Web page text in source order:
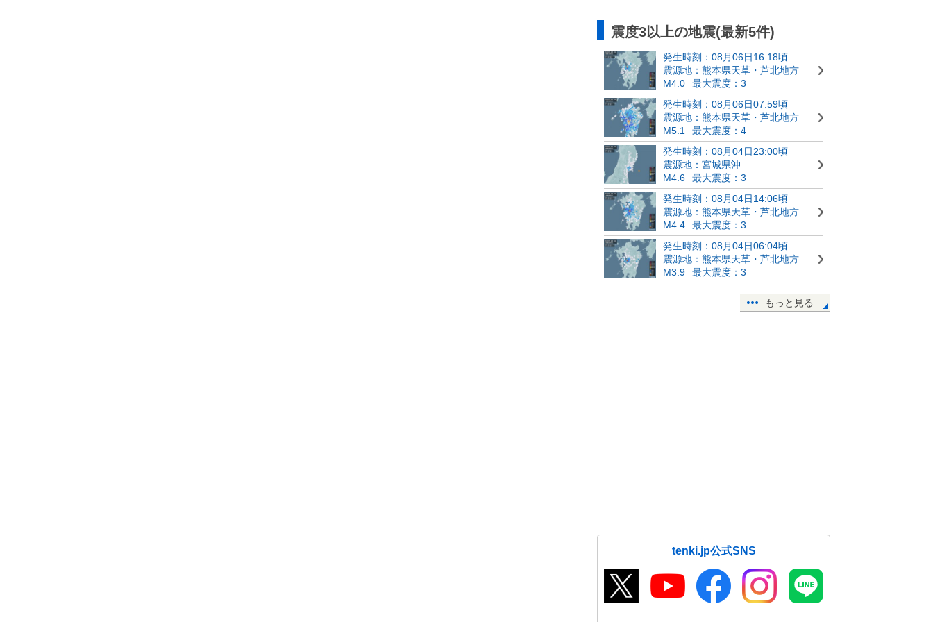
震度3以上の地震(最新5件)
発生時刻：08月06日16:18頃
震源地：熊本県天草・芦北地方
M4.0
最大震度：3
発生時刻：08月06日07:59頃
震源地：熊本県天草・芦北地方
M5.1
最大震度：4
発生時刻：08月04日23:00頃
震源地：宮城県沖
M4.6
最大震度：3
発生時刻：08月04日14:06頃
震源地：熊本県天草・芦北地方
M4.4
最大震度：3
発生時刻：08月04日06:04頃
震源地：熊本県天草・芦北地方
M3.9
最大震度：3
もっと見る
tenki.jp公式SNS